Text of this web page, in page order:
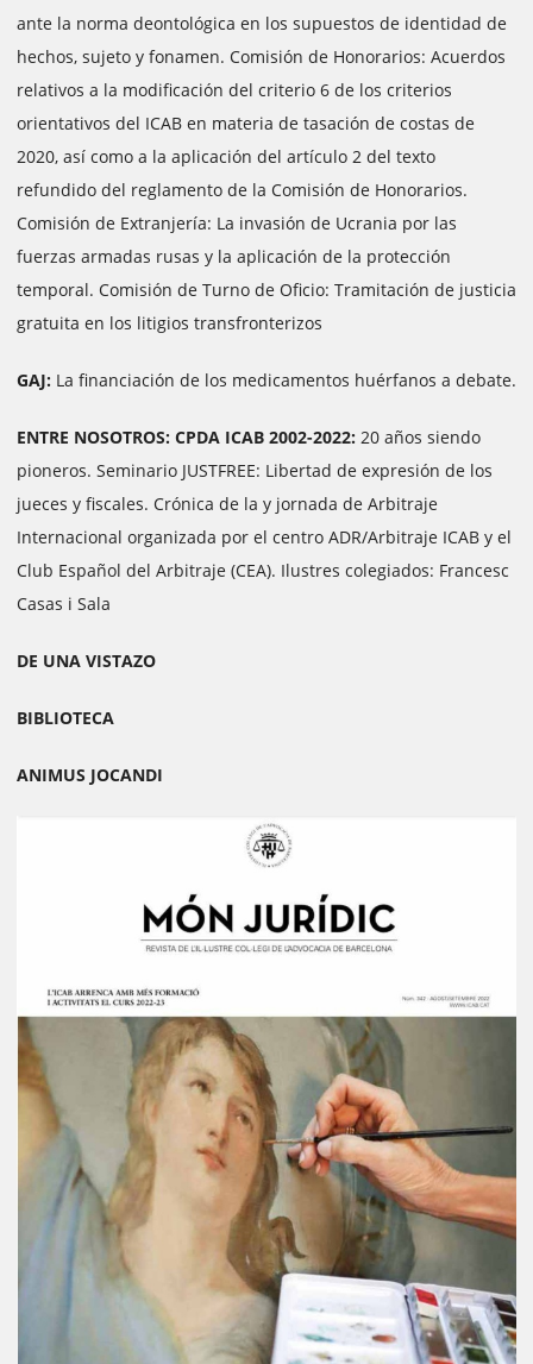
ante la norma deontológica en los supuestos de identidad de
hechos, sujeto y fonamen. Comisión de Honorarios: Acuerdos
relativos a la modificación del criterio 6 de los criterios
orientativos del ICAB en materia de tasación de costas de
2020, así como a la aplicación del artículo 2 del texto
refundido del reglamento de la Comisión de Honorarios.
Comisión de Extranjería: La invasión de Ucrania por las
fuerzas armadas rusas y la aplicación de la protección
temporal. Comisión de Turno de Oficio: Tramitación de justicia
gratuita en los litigios transfronterizos
GAJ: La financiación de los medicamentos huérfanos a debate.
ENTRE NOSOTROS: CPDA ICAB 2002-2022: 20 años siendo
pioneros. Seminario JUSTFREE: Libertad de expresión de los
jueces y fiscales. Crónica de la y jornada de Arbitraje
Internacional organizada por el centro ADR/Arbitraje ICAB y el
Club Español del Arbitraje (CEA). Ilustres colegiados: Francesc
Casas i Sala
DE UNA VISTAZO
BIBLIOTECA
ANIMUS JOCANDI